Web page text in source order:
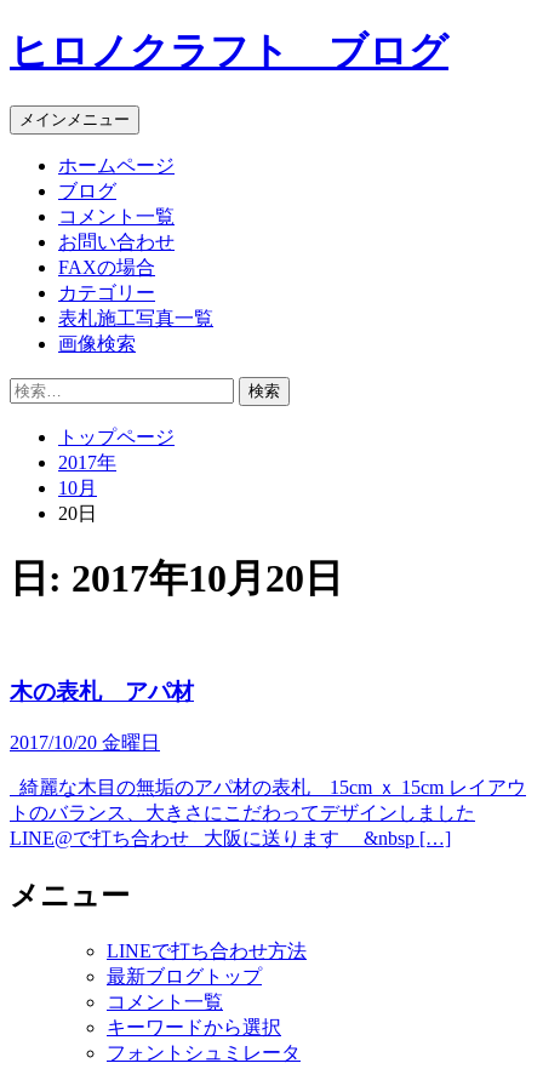
コ
ン
ン
ツ
ヒロノクラフト ブログ
メインメニュー
ホームページ
ブログ
コメント一覧
お問い合わせ
FAXの場合
カテゴリー
表札施工写真一覧
画像検索
検
トップページ
2017年
10月
20日
日: 2017年10月20日
木の表札 アパ材
2017/10/20 金曜日
綺麗な木目の無垢のアパ材の表札 15cm ｘ 15cm レイアウ
トのバランス、大きさにこだわってデザインしました
LINE@で打ち合わせ 大阪に送ります &nbsp […]
メニュー
LINEで打ち合わせ方法
最新ブログトップ
コメント一覧
キーワードから選択
フォントシュミレータ